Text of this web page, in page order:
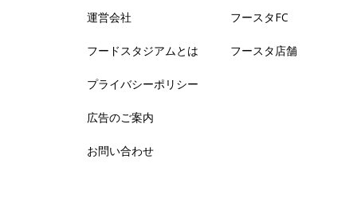
運営会社
フードスタジアムとは
プライバシーポリシー
広告のご案内
お問い合わせ
フースタFC
フースタ店舗